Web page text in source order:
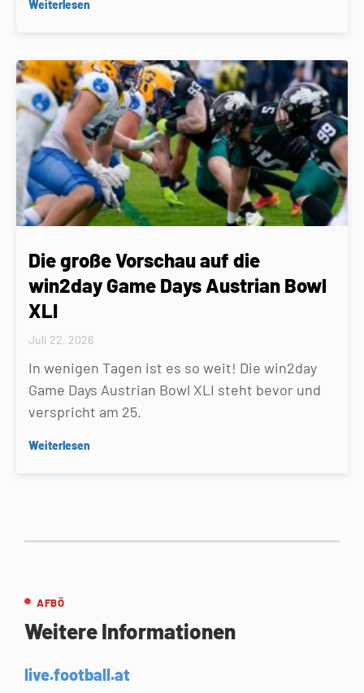
Weiterlesen
Die große Vorschau auf die
win2day Game Days Austrian Bowl
XLI
Juli 22, 2026
In wenigen Tagen ist es so weit! Die win2day
Game Days Austrian Bowl XLI steht bevor und
verspricht am 25.
Weiterlesen
AFBÖ
Weitere Informationen
live.football.at